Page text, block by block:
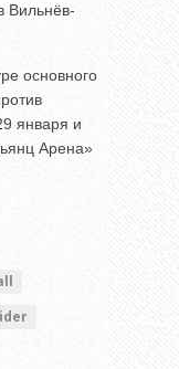
Вильнёв-
основного
января и
Арена»